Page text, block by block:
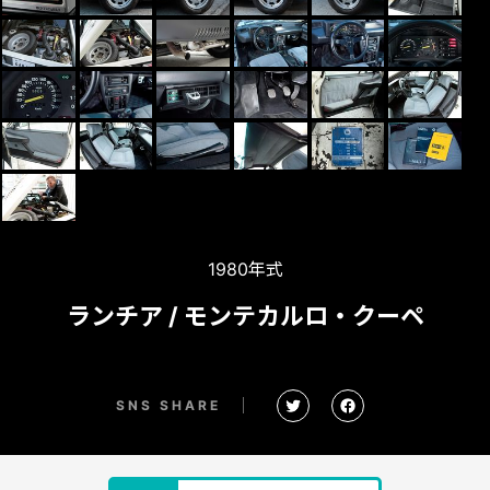
1980年式
ランチア / モンテカルロ・クーペ
SNS SHARE